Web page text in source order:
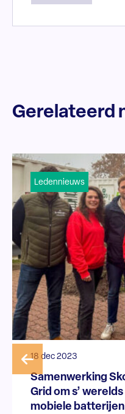
Gerelateerd
Ledennieuws
18 dec 2023
Samenwerking
Grid om s’
mobiele